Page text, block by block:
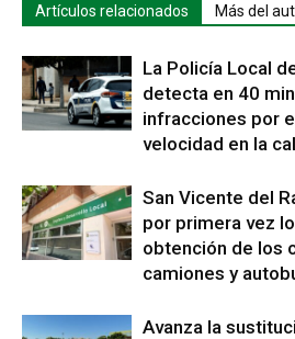
Artículos relacionados Más del
La Policía Local
detecta en 40
infracciones por
velocidad en la
San Vicente del
por primera vez
obtención de los
camiones y
Avanza la